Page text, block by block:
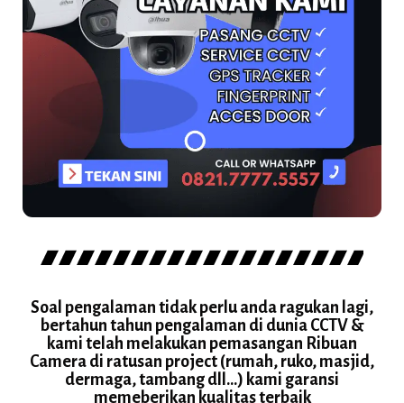
Soal pengalaman tidak perlu anda ragukan lagi,
bertahun tahun pengalaman di dunia CCTV &
kami telah melakukan pemasangan Ribuan
Camera di ratusan project (rumah, ruko, masjid,
dermaga, tambang dll...) kami garansi
memeberikan kualitas terbaik